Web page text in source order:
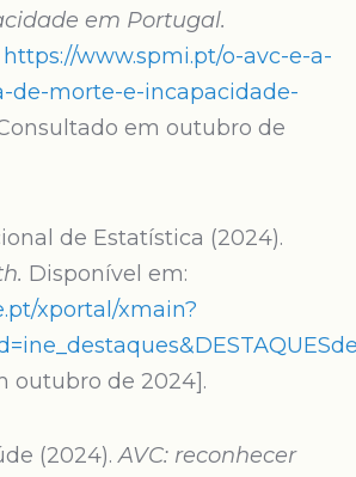
em Portugal.
https://www.spmi.pt/o-avc-e-a-
de-morte-e-incapacidade-
em outubro de
de Estatística (2024).
Disponível em:
xportal/xmain?
outubro de 2024].
(2024).AVC: reconhecer